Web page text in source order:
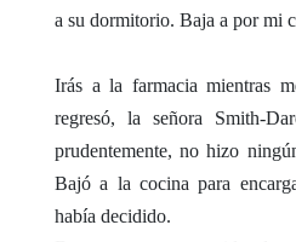
a su dormitorio. Baja a por mi
Irás a la farmacia mientras
regresó, la señora Smith-
prudentemente, no hizo
Bajó a la cocina para
había decidido.